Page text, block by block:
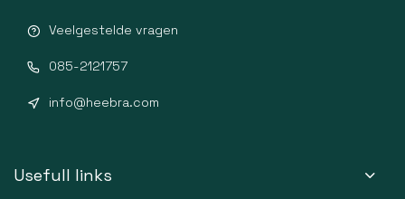
Veelgestelde vragen
085-2121757
info@heebra.com
Usefull links